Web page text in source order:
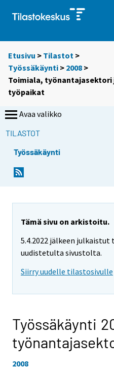
Etusivu > Tilastot >
Työssäkäynti > 2008 >
Toimiala, työnantajasektori
työpaikat
Avaa valikko
TILASTOT
Työssäkäynti
Tämä sivu on arkistoitu.
5.4.2022 jälkeen
uudistetulta sivustolta.
Siirry uudelle tilastosivulle
Työssäkäynti
2008